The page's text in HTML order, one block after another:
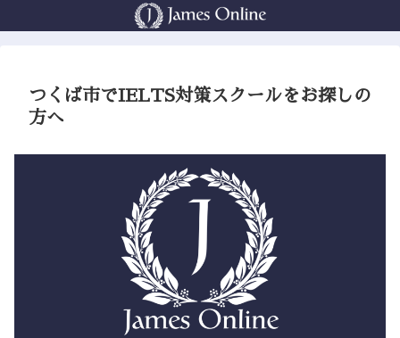
つくば市でIELTS対策スクールをお探しの
方へ